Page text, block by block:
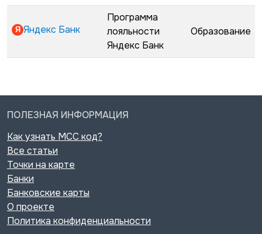
Яндекс Банк
Программа
лояльности
Яндекс Банк
Образование
ПОЛЕЗНАЯ ИНФОРМАЦИЯ
Как узнать MCC код?
Все статьи
Точки на карте
Банки
Банковские карты
О проекте
Политика конфиденциальности